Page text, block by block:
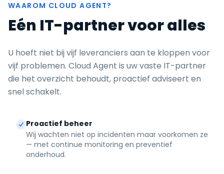
WAAROM CLOUD AGENT?
Eén IT-partner voor alles
U hoeft niet bij vijf leveranciers aan te kloppen voor
vijf problemen. Cloud Agent is uw vaste IT-partner
die het overzicht behoudt, proactief adviseert en
snel schakelt.
Proactief beheer
Wij wachten niet op incidenten maar voorkomen ze
— met continue monitoring en preventief
onderhoud.